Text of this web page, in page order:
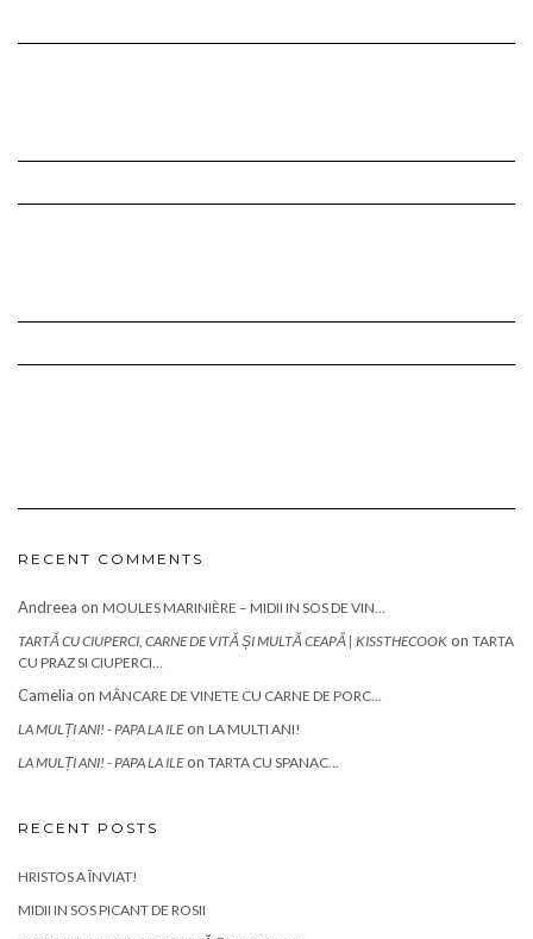
RECENT COMMENTS
Andreea on MOULES MARINIÈRE – MIDII IN SOS DE VIN…
TARTĂ CU CIUPERCI, CARNE DE VITĂ ȘI MULTĂ CEAPĂ | KISSTHECOOK on TARTA
CU PRAZ SI CIUPERCI…
Camelia on MÂNCARE DE VINETE CU CARNE DE PORC…
LA MULȚI ANI! - PAPA LA ILEon LA MULTI ANI!
LA MULȚI ANI! - PAPA LA ILEon TARTA CU SPANAC…
RECENT POSTS
HRISTOS A ÎNVIAT!
MIDII IN SOS PICANT DE ROSII